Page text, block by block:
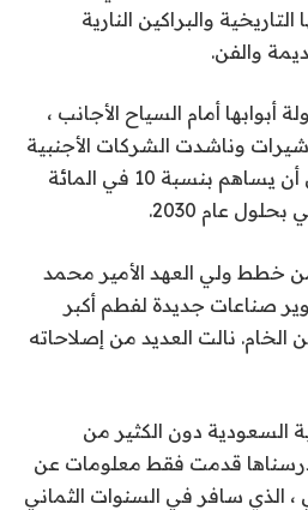
والبراكين النارية
والفن.
الدولة أبوابها أمام السياح الأجانب ،
وناشدت الشركات الأجنبية
للاستثمار في قطاع تأمل أن يساهم بنسبة 10 في المائة
عام 2030.
خطط ولي العهد الأمير محمد
صناعات جديدة لفطم أكبر
نالت العديد من إصلاحاته
السعودية دون الكثير من
درسناها قدمت فقط معلومات عن
، الذي سافر في السنوات الثماني